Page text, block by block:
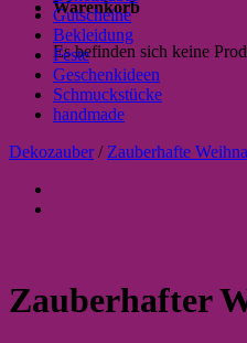
Warenkorb
Es befinden sich keine
Gutscheine
Bekleidung
Feste
Geschenkideen
Schmuckstücke
handmade
Dekozauber / Zauberhafte
Zauberhafter